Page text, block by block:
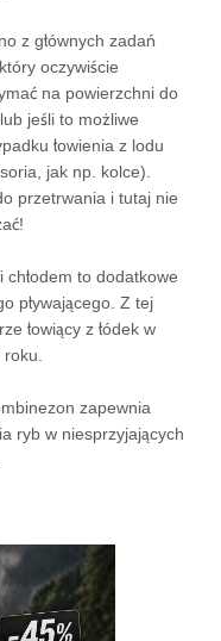
z głównych zadań
oczywiście
na powierzchni do
jeśli to możliwe
łowienia z lodu
jak np. kolce).
przetrwania i tutaj nie
to dodatkowe
pływającego. Z tej
łowiący z łódek w
zapewnia
ryb w niesprzyjających